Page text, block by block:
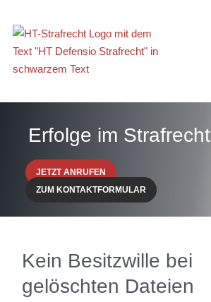
Erfolge im Strafrecht
JETZT ANRUFEN
ZUM KONTAKTFORMULAR
Kein Besitzwille bei
gelöschten Dateien